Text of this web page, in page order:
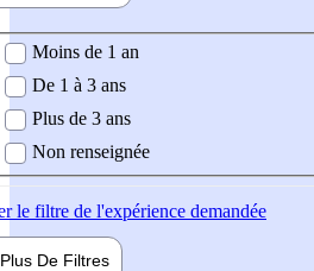
demandée
Moins de 1 an
De 1 à 3 ans
Plus de 3 ans
Non renseignée
le filtre de l'expérience demandée
Plus De Filtres